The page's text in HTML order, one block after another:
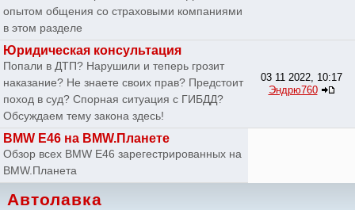
опытом общения со страховыми компаниями
в этом разделе
Юридическая консультация
Попали в ДТП? Нарушили и теперь грозит
наказание? Не знаете своих прав? Предстоит
поход в суд? Спорная ситуация с ГИБДД?
Обсуждаем тему закона здесь!
03 11 2022, 10:17
Эндрю760
BMW E46 на BMW.Планете
Обзор всех BMW E46 зарегестрированных на
BMW.Планета
Автолавка